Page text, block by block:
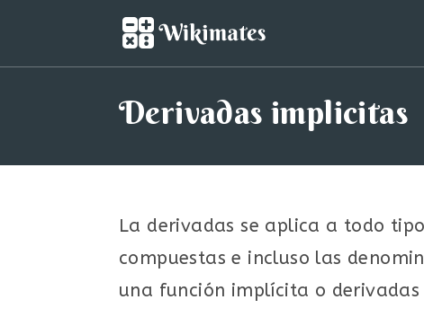
Derivadas implicitas
La derivadas se aplica a todo
compuestas e incluso las
una función implícita o